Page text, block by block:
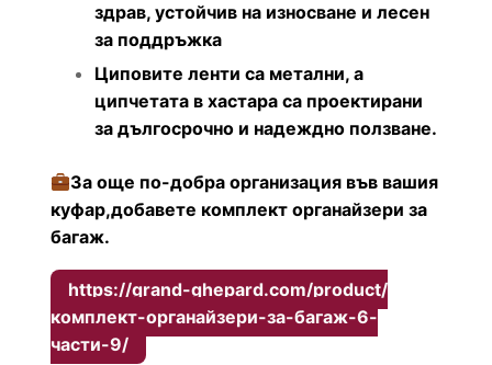
здрав, устойчив на износване и лесен
за поддръжка
Циповите ленти са метални, а
ципчетата в хастара са проектирани
за дългосрочно и надеждно ползване.
За още по-добра организация във вашия
куфар,добавете комплект органайзери за
багаж.
https://grand-ghepard.com/product/
комплект-органайзери-за-багаж-6-
части-9/